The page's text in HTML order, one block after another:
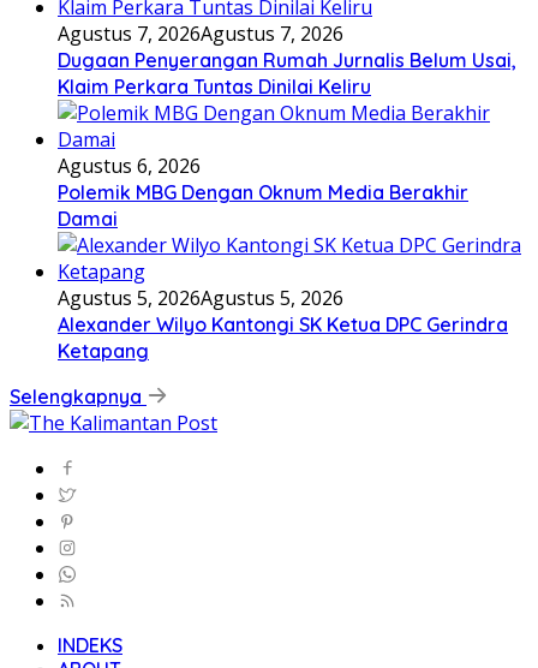
Agustus 7, 2026Agustus 7, 2026
Dugaan Penyerangan Rumah Jurnalis Belum Usai,
Klaim Perkara Tuntas Dinilai Keliru
Agustus 6, 2026
Polemik MBG Dengan Oknum Media Berakhir
Damai
Agustus 5, 2026Agustus 5, 2026
Alexander Wilyo Kantongi SK Ketua DPC Gerindra
Ketapang
Selengkapnya
INDEKS